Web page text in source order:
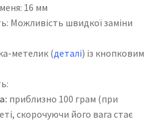
16 мм
Можливість швидкої заміни
метелик (деталі) із кнопковим
приблизно 100 грам (при
скорочуючи його вага стає